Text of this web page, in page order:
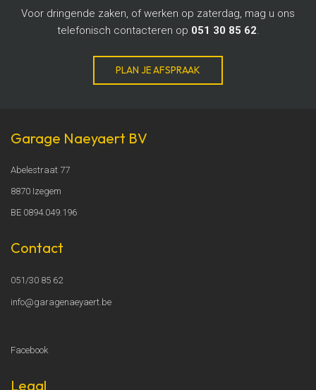
Voor dringende zaken, of werken op zaterdag, mag u ons
telefonisch contacteren op 051 30 85 62.
PLAN JE AFSPRAAK
Garage Naeyaert BV
Abelestraat 77
8870 Izegem
BE 0894.049.196
Contact
051/30 85 62
info@garagenaeyaert.be
Facebook
Legal